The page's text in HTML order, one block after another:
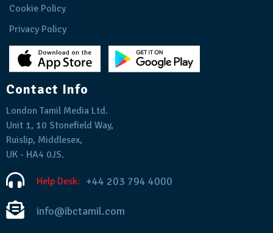
Cookie Policy
Privacy Policy
Contact Info
London Tamil Media Ltd.
Unit 1, 10 Stonefield Way,
Ruislip, Middlesex,
UK - HA4 0JS.
Help Desk: +44 203 794 4000
info@ibctamil.com